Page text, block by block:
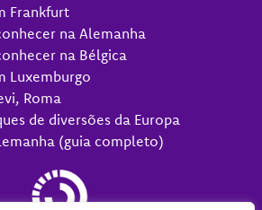
Frankfurt
na Alemanha
na Bélgica
Luxemburgo
Roma
de diversões da Europa
(guia completo)